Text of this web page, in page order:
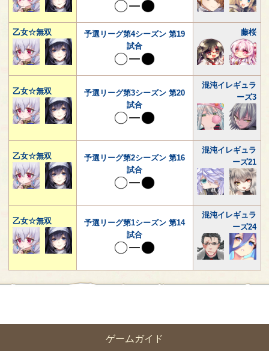
ゲームガイド
乙女☆無双
予選リーグ第4シーズン 第19
試合
藤桜
乙女☆無双
予選リーグ第3シーズン 第20
試合
混沌イレギュラ
ーズ3
乙女☆無双
予選リーグ第2シーズン 第16
試合
混沌イレギュラ
ーズ21
乙女☆無双
予選リーグ第1シーズン 第14
試合
混沌イレギュラ
ーズ24